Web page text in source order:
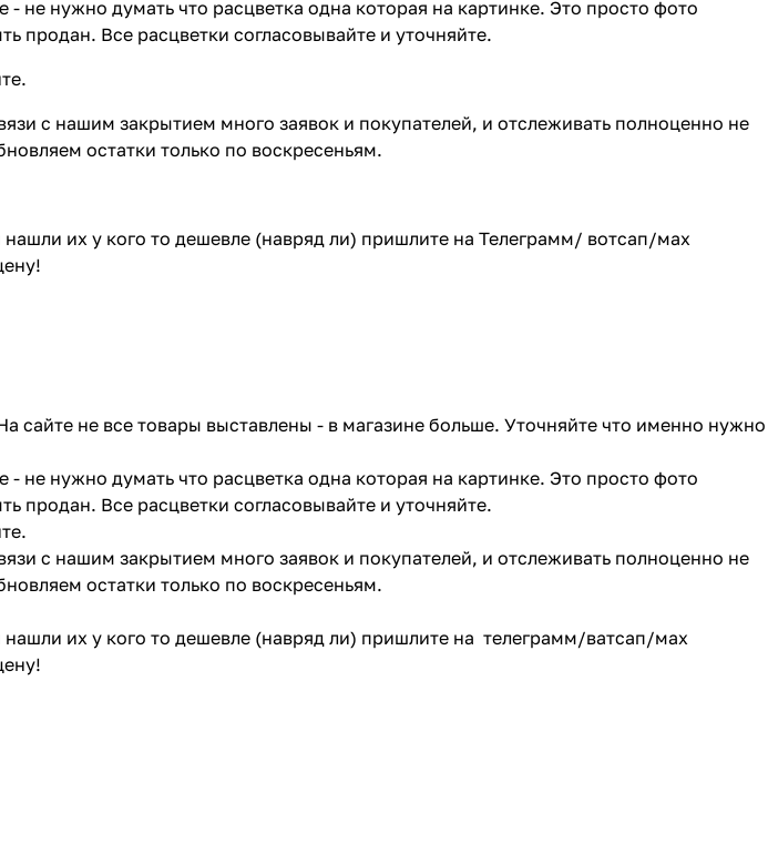
не нужно думать что расцветка одна которая на картинке. Это просто фото
продан. Все расцветки согласовывайте и уточняйте.
с нашим закрытием много заявок и покупателей, и отслеживать полноценно не
остатки только по воскресеньям.
нашли их у кого то дешевле (навряд ли) пришлите на Телеграмм/ вотсап/мах
сайте не все товары выставлены - в магазине больше. Уточняйте что именно нужно
не нужно думать что расцветка одна которая на картинке. Это просто фото
продан. Все расцветки согласовывайте и уточняйте.
с нашим закрытием много заявок и покупателей, и отслеживать полноценно не
остатки только по воскресеньям.
нашли их у кого то дешевле (навряд ли) пришлите на телеграмм/ватсап/мах